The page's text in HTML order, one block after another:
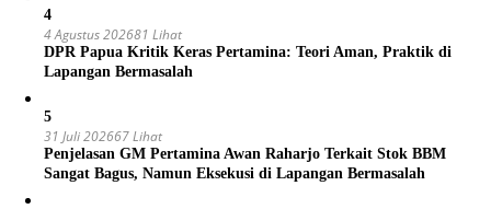
4
4 Agustus 202681 Lihat
DPR Papua Kritik Keras Pertamina: Teori Aman, Praktik di
Lapangan Bermasalah
5
31 Juli 202667 Lihat
Penjelasan GM Pertamina Awan Raharjo Terkait Stok BBM
Sangat Bagus, Namun Eksekusi di Lapangan Bermasalah